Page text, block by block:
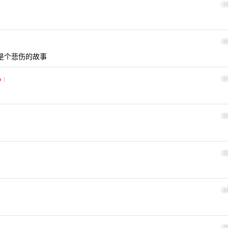
19
20
个悲伤的故事
21
1
22
23
24